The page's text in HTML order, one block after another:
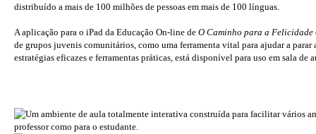
distribuído a mais de 100 milhões de pessoas em mais de 100 línguas.
A aplicação para o iPad da Educação On-line de O Caminho para a Felicidade
de grupos juvenis comunitários, como uma ferramenta vital para ajudar a
estratégias eficazes e ferramentas práticas, está disponível para uso em sala de